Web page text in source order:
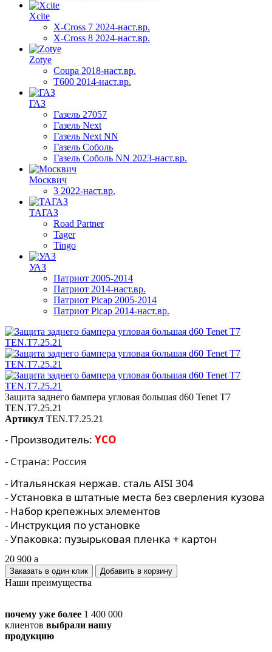
Xcite
X-Cross 7 2024-наст.вр.
X-Cross 8 2024-наст.вр.
Zotye
Coupa 2018-наст.вр.
T600 2014-наст.вр.
ГАЗ
Газель 27057
Газель Next
Газель Next NN
Газель Соболь
Газель Соболь NN 2023-наст.вр.
Москвич
3 2022-наст.вр.
ТАГАЗ
Road Partner
Tager
Tingo
УАЗ
Патриот 2005-2014
Патриот 2014-наст.вр.
Патриот Picap 2005-2014
Патриот Picap 2014-наст.вр.
Защита заднего бампера угловая большая d60 Tenet T7
TEN.T7.25.21
Артикул TEN.T7.25.21
- Производитель: YCO
- Страна: Россия
- Итальянская нержав. сталь AISI 304
- Установка в штатные места без сверления кузова
- Набор крепежных элементов
- Инструкция по установке
- Упаковка: пузырьковая пленка + картон
20 900 a
Заказать в один клик
Наши преимущества
почему уже более 1 400 000
клиентов выбрали нашу
продукцию